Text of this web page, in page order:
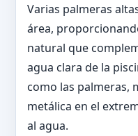
Varias palmeras
área,
natural que
agua clara de la
como las palmeras,
metálica en el
al agua.